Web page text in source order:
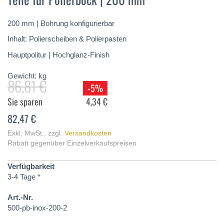
springen
200 mm | Bohrung konfigurierbar
Inhalt: Polierscheiben & Polierpasten
Hauptpolitur | Hochglanz-Finish
Gewicht: kg
86,81 €
-5%
Sie sparen
4,34 €
82,47 €
Exkl. MwSt. zzgl. Versandkosten
Rabatt gegenüber Einzelverkaufspreisen
Verfügbarkeit
3-4 Tage *
Art.-Nr.
500-pb-inox-200-2